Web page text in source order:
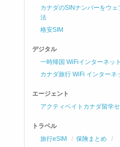
カナダのSINナンバーをウ
法
格安SIM
デジタル
一時帰国 WiFiインターネット
カナダ旅行 WiFi インターネ
エージェント
アクティベイトカナダ留学
トラベル
旅行eSIM
保険まとめ